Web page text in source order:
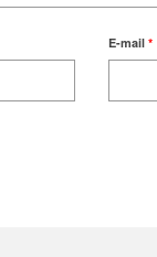
E-mail *